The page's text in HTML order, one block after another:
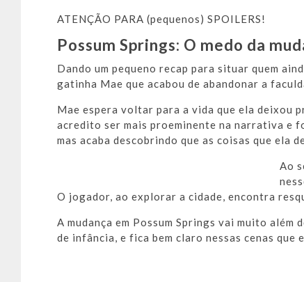
ATENÇÃO PARA (pequenos) SPOILERS!
Possum Springs: O medo da
Dando um pequeno recap para situar quem
gatinha Mae que acabou de abandonar a
Mae espera voltar para a vida que ela deixou
acredito ser mais proeminente na narrativa e
mas acaba descobrindo que as coisas que ela
Ao
O jogador, ao explorar a cidade, encontra
A mudança em Possum Springs vai muito
de infância, e fica bem claro nessas cenas que